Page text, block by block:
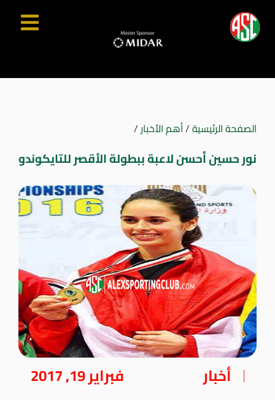
الصفحة الرئيسية/أهم الأخبار/
نور حسين أحسن لاعبة ببطولة الأقصر للتايكوندو
أخبار فبراير 19, 2017